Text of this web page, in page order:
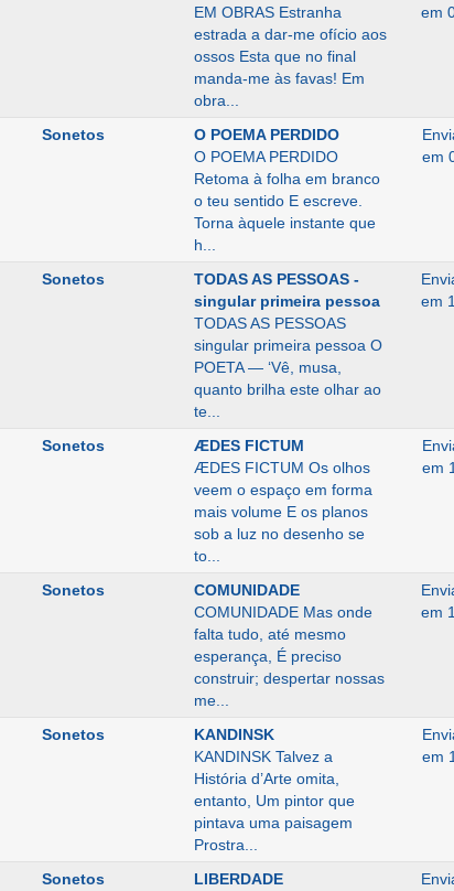
EM OBRAS Estranha
estrada a dar-me ofício aos
ossos Esta que no final
manda-me às favas! Em
obra...
em
Sonetos
O POEMA PERDIDO
O POEMA PERDIDO
Retoma à folha em branco
o teu sentido E escreve.
Torna àquele instante que
h...
em
Sonetos
TODAS AS PESSOAS -
singular primeira pessoa
TODAS AS PESSOAS
singular primeira pessoa O
POETA — ‘Vê, musa,
quanto brilha este olhar ao
te...
em
Sonetos
ÆDES FICTUM
ÆDES FICTUM Os olhos
veem o espaço em forma
mais volume E os planos
sob a luz no desenho se
to...
em
Sonetos
COMUNIDADE
COMUNIDADE Mas onde
falta tudo, até mesmo
esperança, É preciso
construir; despertar nossas
me...
em
Sonetos
KANDINSK
KANDINSK Talvez a
História d’Arte omita,
entanto, Um pintor que
pintava uma paisagem
Prostra...
em
Sonetos
LIBERDADE